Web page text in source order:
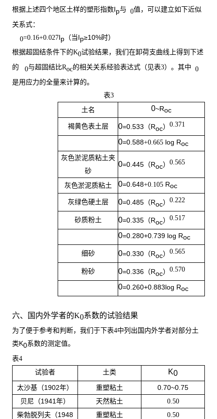
根据上述四个地区土样的塑形指数Ip与 0值，可以建立如下近似
关系式：
0=0.16+0.027Ip （当Ip≥10%时）
根据超固结条件下的K0试验结果，我们在卸荷支曲线上得到下述
的 0与超固结比Roc的相关关系经验表达式（见表3）。其中 0
是用应力的全量来计算的。
表3
土名
0~Roc
褐黄色表土层 0=0.533 （Roc） 0.371
0=0.588+0.665 log Roc
灰色淤泥质粘土夹
砂
0=0.445 （Roc） 0.565
灰色淤泥质粘土 0=0.648+0.105 Roc
灰绿色硬土层 0=0.485 （Roc） 0.222
砂质粉土 0=0.335 （Roc） 0.517
0=0.280+0.739 log Roc
细砂 0=0.330 （Roc） 0.565
粉砂 0=0.336 （Roc） 0.570
0=0.260+0.883log Roc
六、国内外学者的K0系数的试验结果
为了便于参考和判断，我们于下表4中列出国内外学者对部分土
类K0系数的测定值。
表4
试验者
土类 K0
太沙基（1902年） 重塑粘土 0.70~0.75
贝尼（1941 年） 天然粘土
0.50
柴勃脱列夫（1948 重塑粘土 0.50